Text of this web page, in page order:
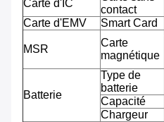
Carte d'IC
contact
Carte d'EMV
Smart Card
MSR
Carte
magnétique
Batterie
Type de
batterie
Capacité
Chargeur